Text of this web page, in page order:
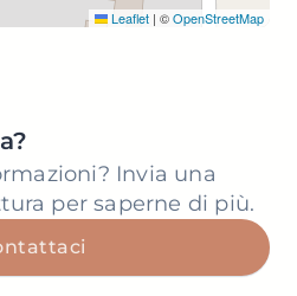
Leaflet | ©OpenStreetMap
Invia una
per saperne di più.